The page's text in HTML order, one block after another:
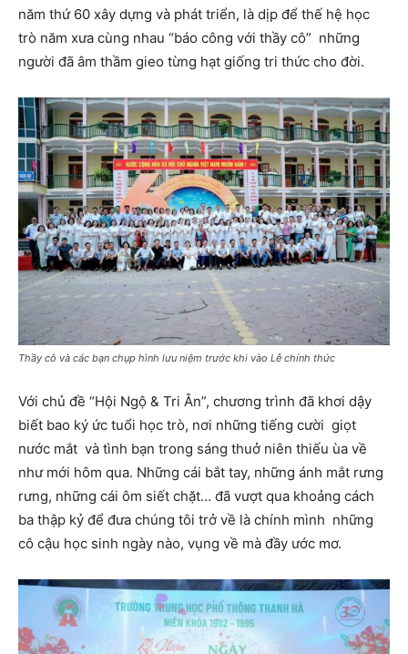
năm thứ 60 xây dựng và phát triển, là dịp để thế hệ học
trò năm xưa cùng nhau “báo công với thầy cô” những
người đã âm thầm gieo từng hạt giống tri thức cho đời.
Thầy cô và các bạn chụp hình lưu niệm trước khi vào Lễ chính thức
Với chủ đề “Hội Ngộ & Tri Ân”, chương trình đã khơi dậy
biết bao ký ức tuổi học trò, nơi những tiếng cười giọt
nước mắt và tình bạn trong sáng thuở niên thiếu ùa về
như mới hôm qua. Những cái bắt tay, những ánh mắt rưng
rưng, những cái ôm siết chặt… đã vượt qua khoảng cách
ba thập kỷ để đưa chúng tôi trở về là chính mình những
cô cậu học sinh ngày nào, vụng về mà đầy ước mơ.